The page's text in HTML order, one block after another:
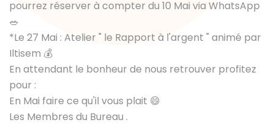
pourrez réserver à compter du 10 Mai via WhatsApp
🥗
*Le 27 Mai : Atelier " le Rapport à l'argent " animé par
Iltisem 💰
En attendant le bonheur de nous retrouver profitez
pour :
En Mai faire ce qu'il vous plait 😄
Les Membres du Bureau .